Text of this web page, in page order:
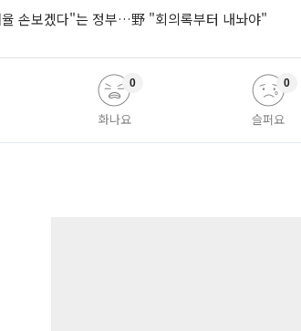
손보겠다"는 정부…野 "회의록부터 내놔야"
화나요
0
슬퍼요
0